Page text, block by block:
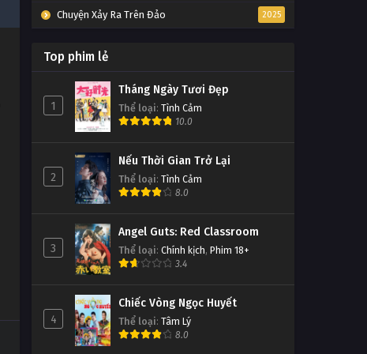
Chuyện Xảy Ra Trên Đảo 2025
Top phim lẻ
1
Tháng Ngày Tươi Đẹp
Thể loại: Tình Cảm
10.0
2
Nếu Thời Gian Trở Lại
Thể loại: Tình Cảm
8.0
3
Angel Guts: Red Classroom
Thể loại: Chính kịch, Phim 18+
3.4
4
Chiếc Vòng Ngọc Huyết
Thể loại: Tâm Lý
8.0